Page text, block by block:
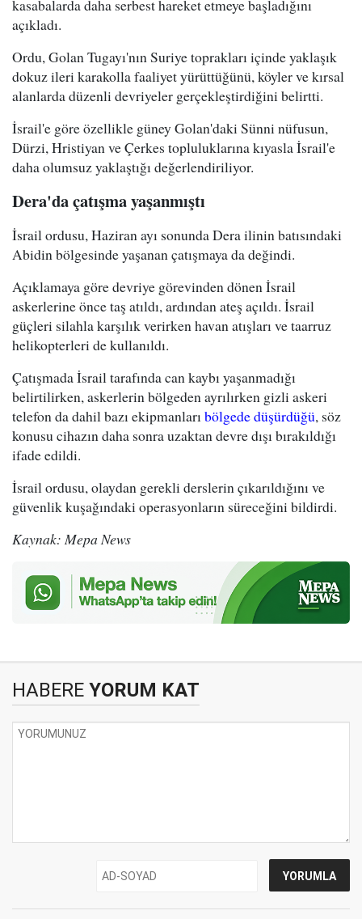
kasabalarda daha serbest hareket etmeye başladığını
açıkladı.
Ordu, Golan Tugayı'nın Suriye toprakları içinde yaklaşık
dokuz ileri karakolla faaliyet yürüttüğünü, köyler ve kırsal
alanlarda düzenli devriyeler gerçekleştirdiğini belirtti.
İsrail'e göre özellikle güney Golan'daki Sünni nüfusun,
Dürzi, Hristiyan ve Çerkes topluluklarına kıyasla İsrail'e
daha olumsuz yaklaştığı değerlendiriliyor.
Dera'da çatışma yaşanmıştı
İsrail ordusu, Haziran ayı sonunda Dera ilinin batısındaki
Abidin bölgesinde yaşanan çatışmaya da değindi.
Açıklamaya göre devriye görevinden dönen İsrail
askerlerine önce taş atıldı, ardından ateş açıldı. İsrail
güçleri silahla karşılık verirken havan atışları ve taarruz
helikopterleri de kullanıldı.
Çatışmada İsrail tarafında can kaybı yaşanmadığı
belirtilirken, askerlerin bölgeden ayrılırken gizli askeri
telefon da dahil bazı ekipmanları bölgede düşürdüğü, söz
konusu cihazın daha sonra uzaktan devre dışı bırakıldığı
ifade edildi.
İsrail ordusu, olaydan gerekli derslerin çıkarıldığını ve
güvenlik kuşağındaki operasyonların süreceğini bildirdi.
Kaynak: Mepa News
HABERE YORUM KAT